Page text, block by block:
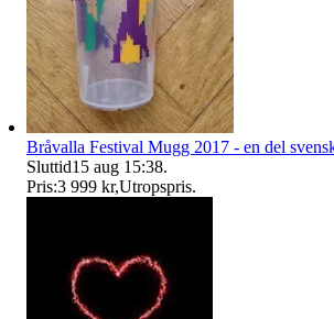
Bråvalla Festival Mugg 2017 - en del
Sluttid15 aug 15:38.
Pris:3 999 kr,Utropspris.